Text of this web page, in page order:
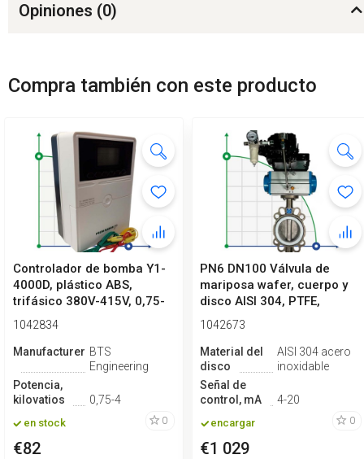
Opiniones (0)
Compra también con este producto
Controlador de bomba Y1-
4000D, plástico ABS,
trifásico 380V-415V, 0,75-
4kW
1042834
ManufactureroBTS
Engineering
Potencia,
kilovatios
0,75-4
en stock 0
€82
PN6 DN100 Válvula de
mariposa wafer, cuerpo y
disco AISI 304, PTFE,
Simple ef...
1042673
Material del
disco
AISI 304 acero
inoxidable
Señal de
control, mA
4-20
encargar 0
€1 029